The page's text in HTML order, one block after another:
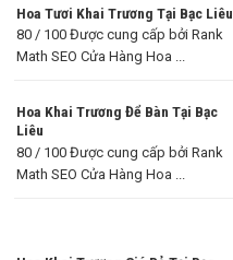
Hoa Tươi Khai Trương Tại Bạc Liêu
80 / 100 Được cung cấp bởi Rank
Math SEO Cửa Hàng Hoa ...
Hoa Khai Trương Để Bàn Tại Bạc
Liêu
80 / 100 Được cung cấp bởi Rank
Math SEO Cửa Hàng Hoa ...